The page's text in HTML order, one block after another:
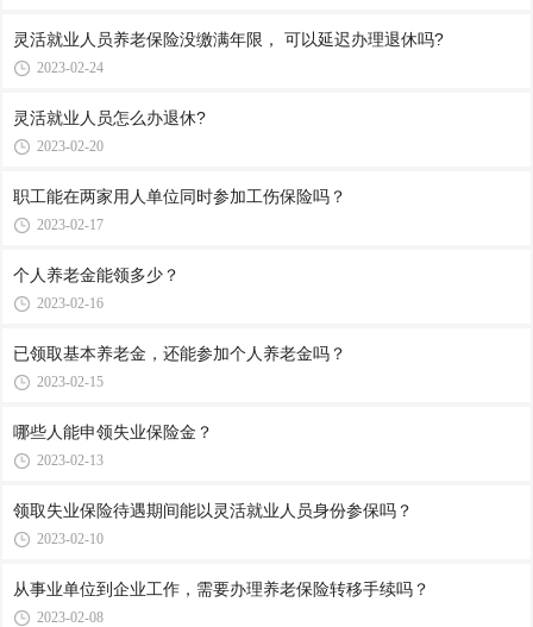
灵活就业人员养老保险没缴满年限， 可以延迟办理退休吗?
2023-02-24
灵活就业人员怎么办退休?
2023-02-20
职工能在两家用人单位同时参加工伤保险吗？
2023-02-17
个人养老金能领多少？
2023-02-16
已领取基本养老金，还能参加个人养老金吗？
2023-02-15
哪些人能申领失业保险金？
2023-02-13
领取失业保险待遇期间能以灵活就业人员身份参保吗？
2023-02-10
从事业单位到企业工作，需要办理养老保险转移手续吗？
2023-02-08